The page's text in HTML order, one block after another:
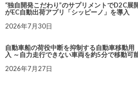
“独自開発こだわり”のサプリメントでD2C展
がEC自動出荷アプリ「シッピーノ」を導入
2026年7月30日
自動車船の荷役中断を抑制する自動車移動用
入 ～自力走行できない車両を約5分で移動可
2026年7月27日